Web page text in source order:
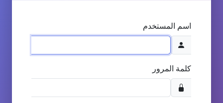
اسم المستخدم
كلمة المرور